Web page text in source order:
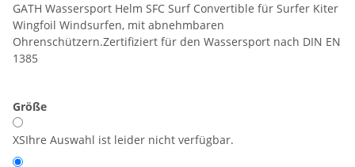
GATH Wassersport Helm SFC Surf Convertible für Surfer Kiter
Wingfoil Windsurfen, mit abnehmbaren
Ohrenschützern.Zertifiziert für den Wassersport nach DIN EN
1385
Größe
XSIhre Auswahl ist leider nicht verfügbar.